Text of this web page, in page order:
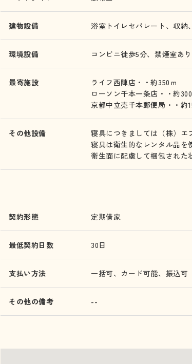
建物設備 浴室トイレセパレート、 収納、
環境設備 コンビニ徒歩5分、禁煙室あり
最寄施設
ライフ西陣店・・約350ｍ
ローソン千本一条店・・約
京都中立売千本郵便局・・約
その他設備
寝具につきましては（株）エ
寝具は衛生的なレンタル品を
衛生面に配慮して梱包された
契約形態 定期借家
最低契約日数 30日
支払い方法 一括可、カード可能、振込可
その他の備考 --